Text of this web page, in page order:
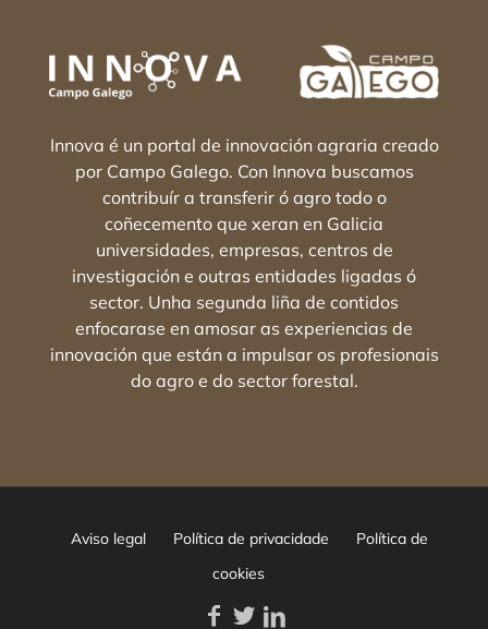
Innova é un portal de innovación agraria creado
por Campo Galego. Con Innova buscamos
contribuír a transferir ó agro todo o
coñecemento que xeran en Galicia
universidades, empresas, centros de
investigación e outras entidades ligadas ó
sector. Unha segunda liña de contidos
enfocarase en amosar as experiencias de
innovación que están a impulsar os profesionais
do agro e do sector forestal.
Aviso legal Política de privacidade
Política de
cookies